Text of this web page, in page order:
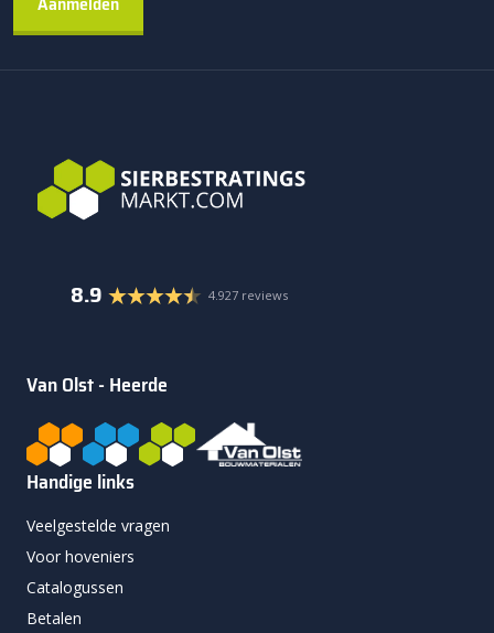
8.9 4.927 reviews
Van Olst - Heerde
Handige links
Veelgestelde vragen
Voor hoveniers
Catalogussen
Betalen